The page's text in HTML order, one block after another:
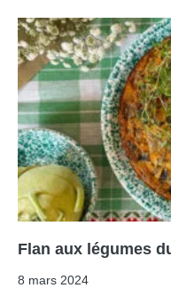
Flan aux légumes
8 mars 2024